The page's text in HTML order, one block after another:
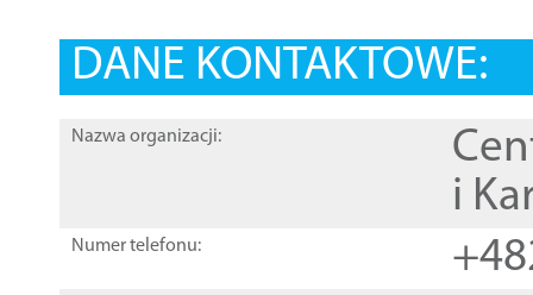
DANE KONTAKTOWE:
Nazwa organizacji:
i
Numer telefonu: